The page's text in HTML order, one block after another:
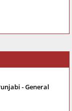
- General